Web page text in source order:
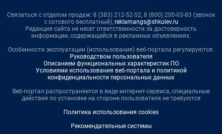
Связаться с отделом продаж: 8 (383) 212-52-52, 8 (800) 200-03-83 (звонок
с сотового бесплатный), reklamangs@shkulev.ru
Редакция сайта не несет ответственности за достоверность
информации, содержащейся в рекламных объявлениях.
Особенности эксплуатации (использования) веб-портала регулируются:
Руководством пользователя
Описанием функциональных характеристик ПО
Условиями использования веб-портала и политикой
конфиденциальности персональных данных
Веб-портал распространяется в виде интернет-сервиса, специальные
действия по установке на стороне пользователя не требуются
Политика использования cookies
Рекомендательные системы